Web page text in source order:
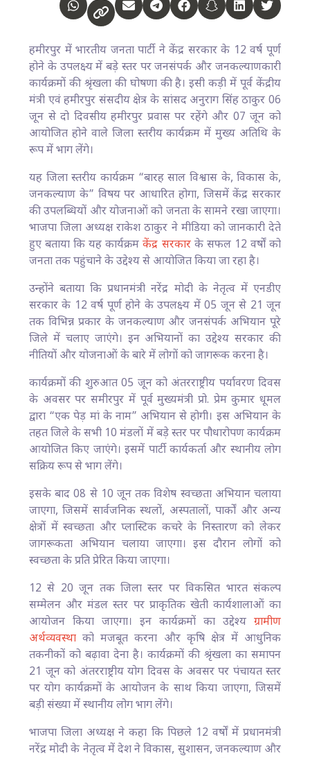
हमीरपुर में भारतीय जनता पार्टी ने केंद्र सरकार के 12 वर्ष पूर्ण
होने के उपलक्ष्य में बड़े स्तर पर जनसंपर्क और जनकल्याणकारी
कार्यक्रमों की श्रृंखला की घोषणा की है। इसी कड़ी में पूर्व केंद्रीय
मंत्री एवं हमीरपुर संसदीय क्षेत्र के सांसद अनुराग सिंह ठाकुर 06
जून से दो दिवसीय हमीरपुर प्रवास पर रहेंगे और 07 जून को
आयोजित होने वाले जिला स्तरीय कार्यक्रम में मुख्य अतिथि के
रूप में भाग लेंगे।
यह जिला स्तरीय कार्यक्रम “बारह साल विश्वास के, विकास के,
जनकल्याण के” विषय पर आधारित होगा, जिसमें केंद्र सरकार
की उपलब्धियों और योजनाओं को जनता के सामने रखा जाएगा।
भाजपा जिला अध्यक्ष राकेश ठाकुर ने मीडिया को जानकारी देते
हुए बताया कि यह कार्यक्रमकेंद्र सरकारके सफल 12 वर्षों को
जनता तक पहुंचाने के उद्देश्य से आयोजित किया जा रहा है।
उन्होंने बताया कि प्रधानमंत्री नरेंद्र मोदी के नेतृत्व में एनडीए
सरकार के 12 वर्ष पूर्ण होने के उपलक्ष्य में 05 जून से 21 जून
तक विभिन्न प्रकार के जनकल्याण और जनसंपर्क अभियान पूरे
जिले में चलाए जाएंगे। इन अभियानों का उद्देश्य सरकार की
नीतियों और योजनाओं के बारे में लोगों को जागरूक करना है।
कार्यक्रमों की शुरुआत 05 जून को अंतरराष्ट्रीय पर्यावरण दिवस
के अवसर पर समीरपुर में पूर्व मुख्यमंत्री प्रो. प्रेम कुमार धूमल
द्वारा “एक पेड़ मां के नाम” अभियान से होगी। इस अभियान के
तहत जिले के सभी 10 मंडलों में बड़े स्तर पर पौधारोपण कार्यक्रम
आयोजित किए जाएंगे। इसमें पार्टी कार्यकर्ता और स्थानीय लोग
सक्रिय रूप से भाग लेंगे।
इसके बाद 08 से 10 जून तक विशेष स्वच्छता अभियान चलाया
जाएगा, जिसमें सार्वजनिक स्थलों, अस्पतालों, पार्कों और अन्य
क्षेत्रों में स्वच्छता और प्लास्टिक कचरे के निस्तारण को लेकर
जागरूकता अभियान चलाया जाएगा। इस दौरान लोगों को
स्वच्छता के प्रति प्रेरित किया जाएगा।
12 से 20 जून तक जिला स्तर पर विकसित भारत संकल्प
सम्मेलन और मंडल स्तर पर प्राकृतिक खेती कार्यशालाओं का
आयोजन किया जाएगा। इन कार्यक्रमों का उद्देश्य ग्रामीण
अर्थव्यवस्था को मजबूत करना और कृषि क्षेत्र में आधुनिक
तकनीकों को बढ़ावा देना है। कार्यक्रमों की श्रृंखला का समापन
21 जून को अंतरराष्ट्रीय योग दिवस के अवसर पर पंचायत स्तर
पर योग कार्यक्रमों के आयोजन के साथ किया जाएगा, जिसमें
बड़ी संख्या में स्थानीय लोग भाग लेंगे।
भाजपा जिला अध्यक्ष ने कहा कि पिछले 12 वर्षों में प्रधानमंत्री
नरेंद्र मोदी के नेतृत्व में देश ने विकास, सुशासन, जनकल्याण और